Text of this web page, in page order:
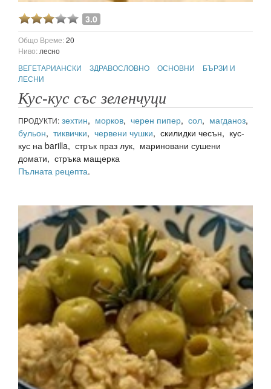
3.0
Общо Време:20
Ниво: лесно
ВЕГЕТАРИАНСКИ
ЗДРАВОСЛОВНО ОСНОВНИ
БЪРЗИ И
ЛЕСНИ
Кус-кус със зеленчуци
ПРОДУКТИ: зехтин, морков, черен пипер, сол, магданоз,
бульон, тиквички, червени чушки, скилидки чесън, кус-
кус на barilla, стрък праз лук, мариновани сушени
домати, стръка мащерка
Пълната рецепта.